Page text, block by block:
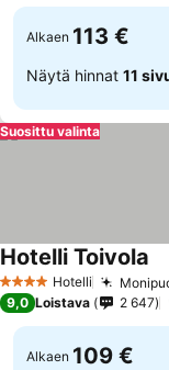
Alkaen 113 €
Näytä hinnat 11
Suosittu valinta
4 Tähtiluokitus
Hotelli
Hotelli Toivola
9,0 Loistava 2 647
Alkaen 109 €